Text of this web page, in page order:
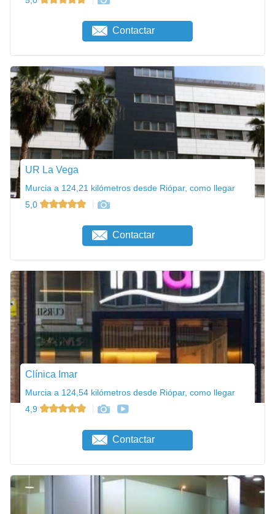
Contactar
UR La Vega
Murcia a 124,21 kilómetros desde Riópar, como llegar
5,0
Contactar
Clínica Imar
Murcia a 124,54 kilómetros desde Riópar, como llegar
4,9
Contactar